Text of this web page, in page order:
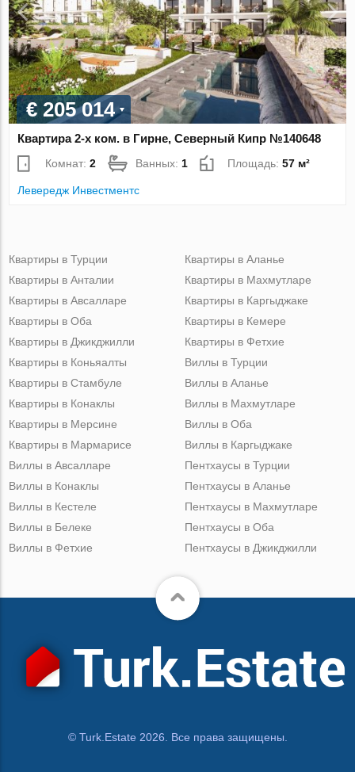
€ 205 014
Квартира 2-х ком. в Гирне, Северный Кипр №140648
Комнат:2 Ванных: 1 Площадь:57 м²
Левередж Инвестментс
Квартиры в Турции
Квартиры в Анталии
Квартиры в Авсалларе
Квартиры в Оба
Квартиры в Джикджилли
Квартиры в Аланье
Квартиры в Махмутларе
Квартиры в Каргыджаке
Квартиры в Кемере
Квартиры в Фетхие
Квартиры в Коньяалты
Квартиры в Стамбуле
Квартиры в Конаклы
Квартиры в Мерсине
Квартиры в Мармарисе
Виллы в Турции
Виллы в Аланье
Виллы в Махмутларе
Виллы в Оба
Виллы в Каргыджаке
Виллы в Авсалларе
Виллы в Конаклы
Виллы в Кестеле
Виллы в Белеке
Виллы в Фетхие
Пентхаусы в Турции
Пентхаусы в Аланье
Пентхаусы в Махмутларе
Пентхаусы в Оба
Пентхаусы в Джикджилли
© Turk.Estate 2026. Все права защищены.